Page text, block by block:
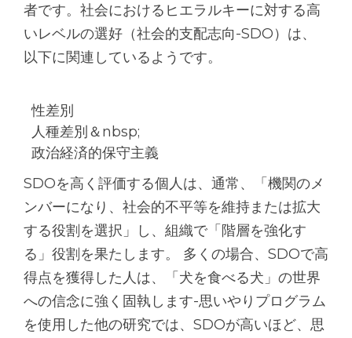
者です。社会におけるヒエラルキーに対する高
いレベルの選好（社会的支配志向-SDO）は、
以下に関連しているようです。
性差別
人種差別＆nbsp;
政治経済的保守主義
SDOを高く評価する個人は、通常、「機関のメ
ンバーになり、社会的不平等を維持または拡大
する役割を選択」し、組織で「階層を強化す
る」役割を果たします。 多くの場合、SDOで高
得点を獲得した人は、「犬を食べる犬」の世界
への信念に強く固執します-思いやりプログラム
を使用した他の研究では、SDOが高いほど、思